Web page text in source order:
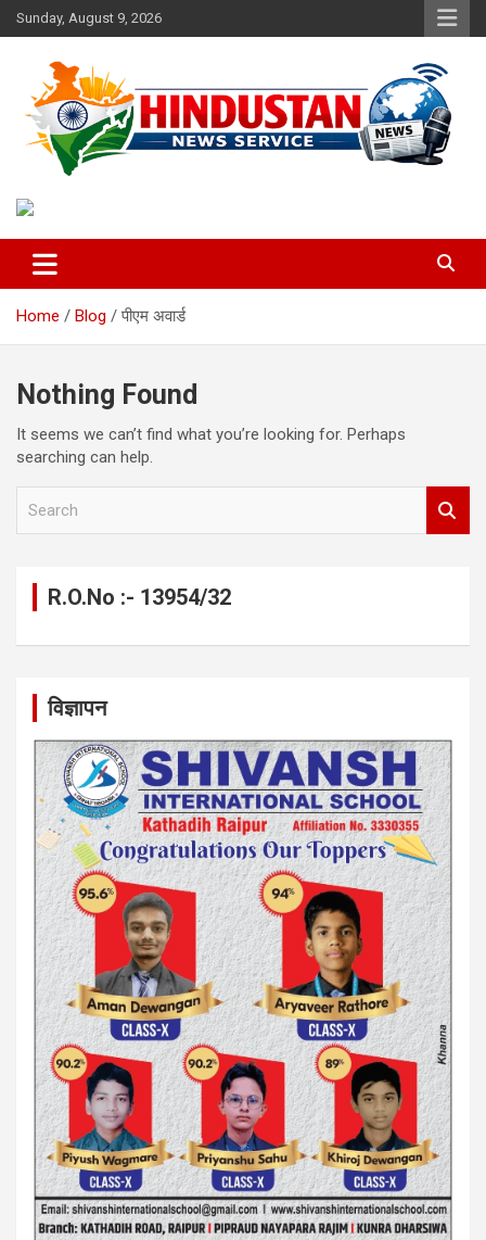
Skip
to
Sunday, August 9, 2026
Hindustan News Service
Home Blog पीएम अवार्ड
Nothing Found
It seems we can’t find what you’re looking for. Perhaps
searching can help.
R.O.No :- 13954/32
विज्ञापन